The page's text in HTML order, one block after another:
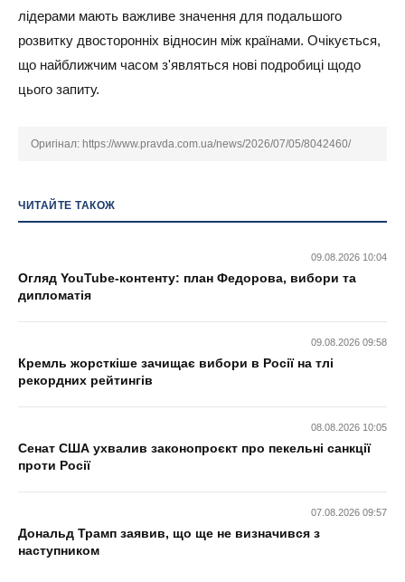
лідерами мають важливе значення для подальшого
розвитку двосторонніх відносин між країнами. Очікується,
що найближчим часом з'являться нові подробиці щодо
цього запиту.
Оригінал: https://www.pravda.com.ua/news/2026/07/05/8042460/
ЧИТАЙТЕ ТАКОЖ
09.08.2026 10:04
Огляд YouTube-контенту: план Федорова, вибори та
дипломатія
09.08.2026 09:58
Кремль жорсткіше зачищає вибори в Росії на тлі
рекордних рейтингів
08.08.2026 10:05
Сенат США ухвалив законопроєкт про пекельні санкції
проти Росії
07.08.2026 09:57
Дональд Трамп заявив, що ще не визначився з
наступником